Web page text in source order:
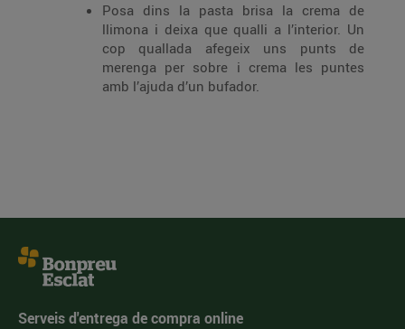
Posa dins la pasta brisa la crema de
llimona i deixa que qualli a l’interior. Un
cop quallada afegeix uns punts de
merenga per sobre i crema les puntes
amb l’ajuda d’un bufador.
Serveis d'entrega de compra online